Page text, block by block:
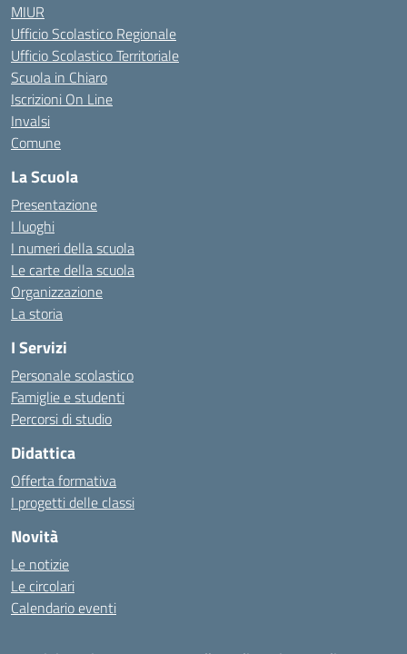
MIUR
Ufficio Scolastico Regionale
Ufficio Scolastico Territoriale
Scuola in Chiaro
Iscrizioni On Line
Invalsi
Comune
La Scuola
Presentazione
I luoghi
I numeri della scuola
Le carte della scuola
Organizzazione
La storia
I Servizi
Personale scolastico
Famiglie e studenti
Percorsi di studio
Didattica
Offerta formativa
I progetti delle classi
Novità
Le notizie
Le circolari
Calendario eventi